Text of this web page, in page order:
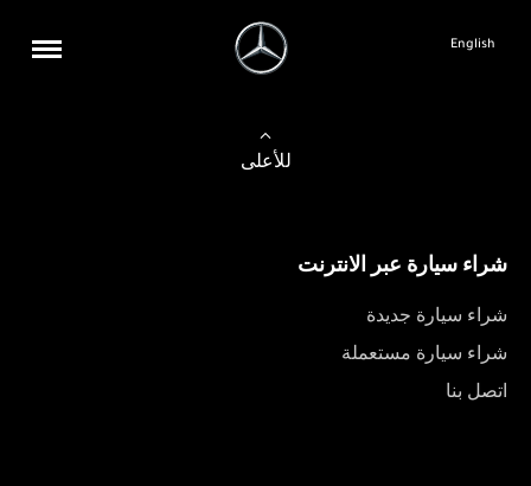
English
للأعلى
شراء سيارة عبر الانترنت
شراء سيارة جديدة
شراء سيارة مستعملة
اتصل بنا